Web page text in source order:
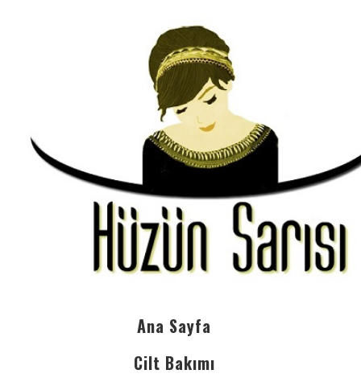
Ana Sayfa
Cilt Bakımı